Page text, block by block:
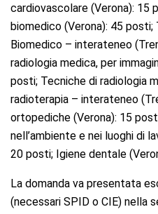
cardiovascolare (Verona): 15
biomedico (Verona): 45
Biomedico – interateneo
radiologia medica, per
posti; Tecniche di radiologia
radioterapia – interateneo
ortopediche (Verona): 15
nell’ambiente e nei luoghi di
20 posti; Igiene dentale
La domanda va presentata
(necessari SPID o CIE) nella